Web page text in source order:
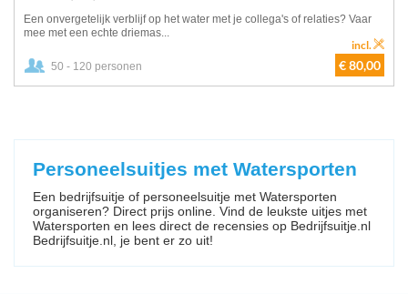
Een onvergetelijk verblijf op het water met je collega's of relaties? Vaar
mee met een echte driemas...
50 - 120 personen € 80,00
incl.
Personeelsuitjes met Watersporten
Een bedrijfsuitje of personeelsuitje met Watersporten
organiseren? Direct prijs online. Vind de leukste uitjes met
Watersporten en lees direct de recensies op Bedrijfsuitje.nl
Bedrijfsuitje.nl, je bent er zo uit!